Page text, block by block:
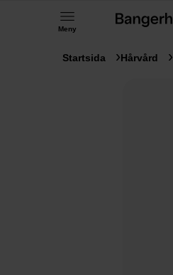
Meny
Startsida Hårvård